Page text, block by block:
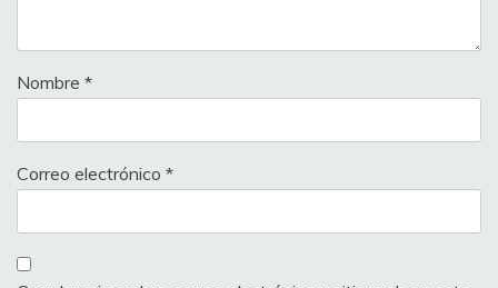
Nombre *
Correo electrónico *